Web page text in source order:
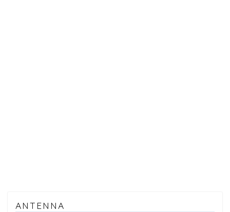
ANTENNA